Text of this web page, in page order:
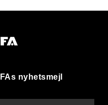
nyhetsmejl